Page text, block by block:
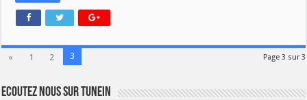
Page 3 sur 3
« 1 2 3
Ecoutez nous sur TuneIn